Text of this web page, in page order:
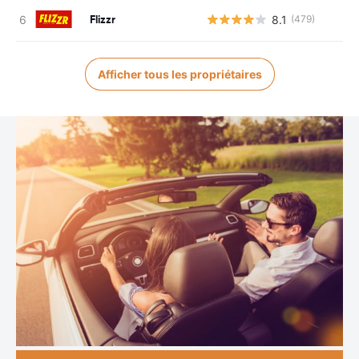
Flizzr 8.1 (479)
Afficher tous les propriétaires